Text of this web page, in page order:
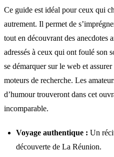
Ce guide est idéal pour ceux qui
autrement. Il permet de
tout en découvrant des anecdotes
adressés à ceux qui ont foulé son
se démarquer sur le web et
moteurs de recherche. Les
d’humour trouveront dans cet
incomparable.
Voyage authentique : Un
découverte de La Réunion.